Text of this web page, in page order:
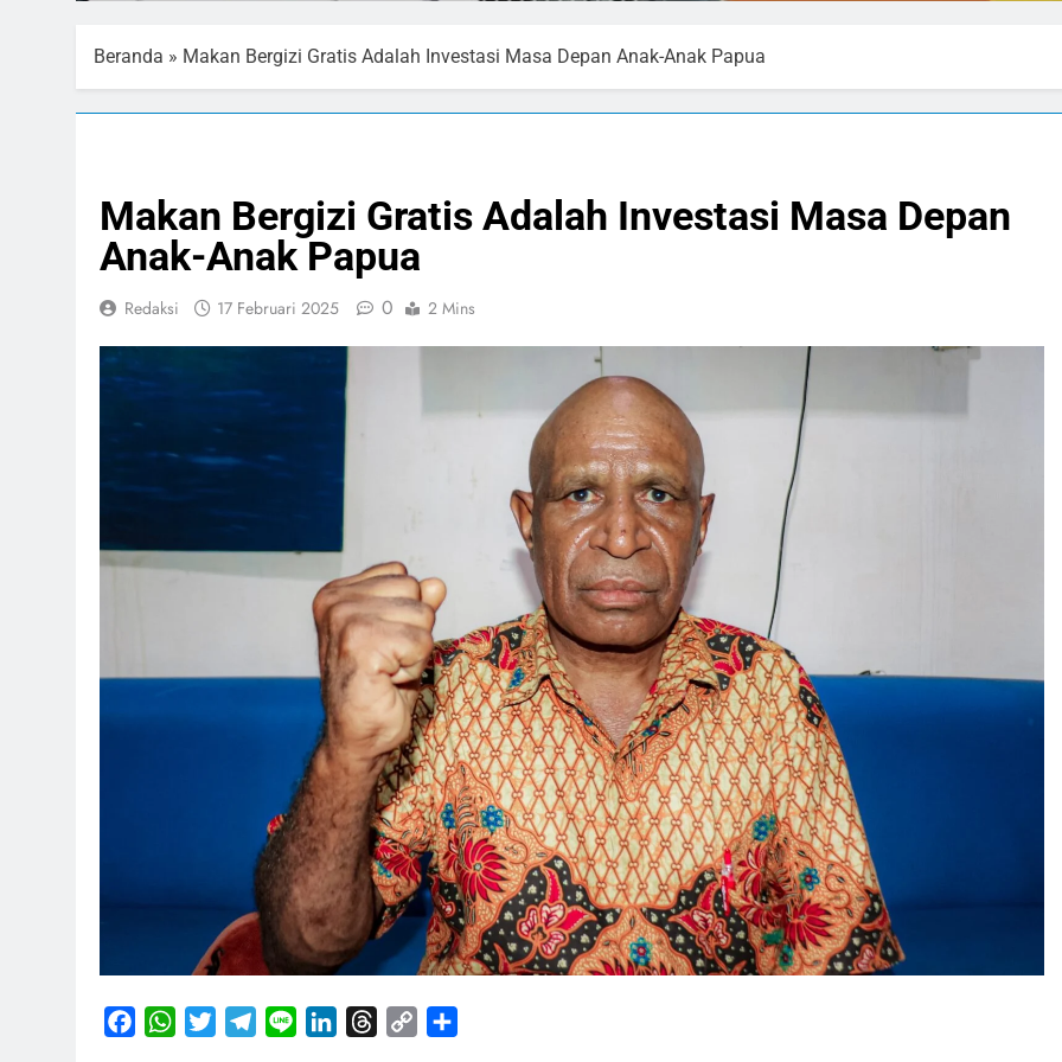
Beranda » Makan Bergizi Gratis Adalah Investasi Masa Depan Anak-Anak Papua
Makan Bergizi Gratis Adalah Investasi Masa Depan
Anak-Anak Papua
Redaksi 17 Februari 2025 0 2 Mins
FacebookWhatsApp
TwitterTelegram
Line LinkedInThreads
Copy